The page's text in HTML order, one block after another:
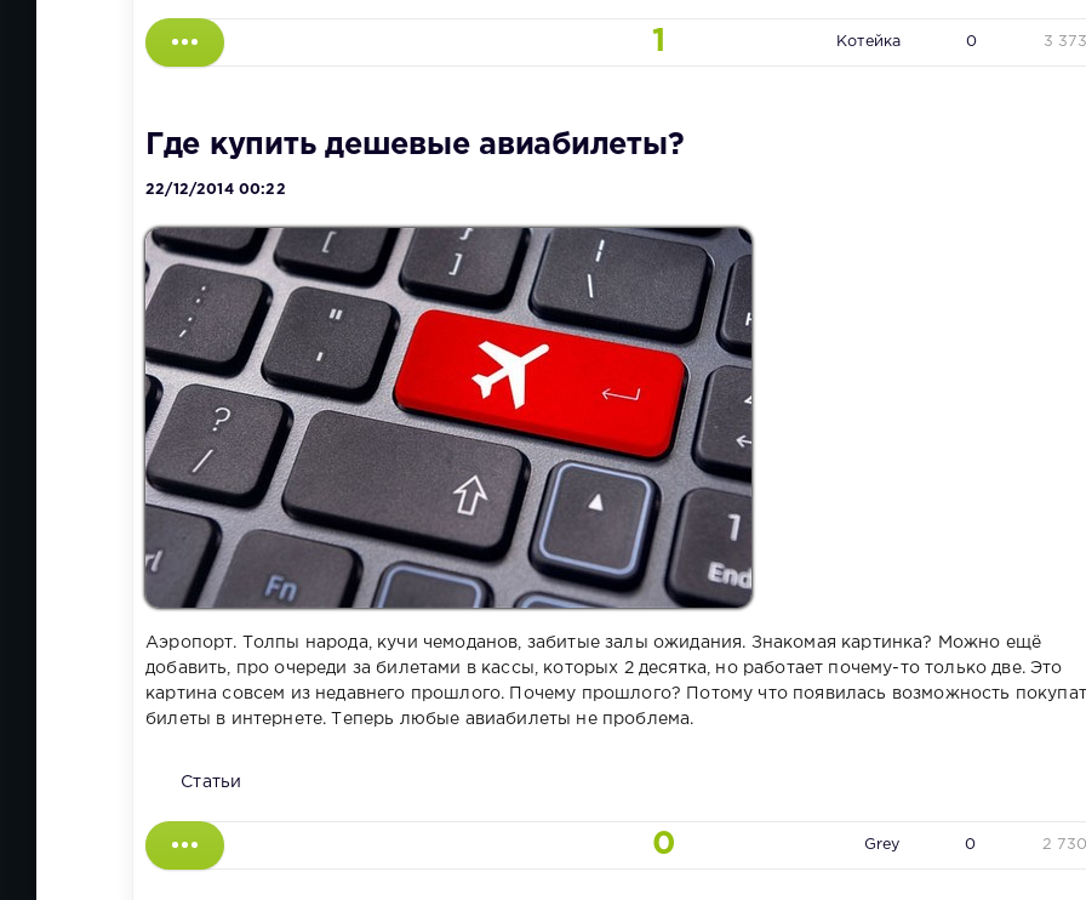
1 Котейка 0 3
Где купить дешевые авиабилеты?
22/12/2014 00:22
Аэропорт. Толпы народа, кучи чемоданов, забитые залы ожидания. Знакомая картинка? Можно ещё
добавить, про очереди за билетами в кассы, которых 2 десятка, но работает почему-то только две. Это
картина совсем из недавнего прошлого. Почему прошлого? Потому что появилась возможность
билеты в интернете. Теперь любые авиабилеты не проблема.
Статьи
0 Grey 0 2